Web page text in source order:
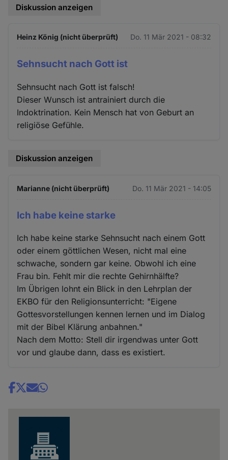
Diskussion anzeigen
Heinz König (nicht überprüft) Do. 11 Mär 2021 - 08:32
Sehnsucht nach Gott ist
Sehnsucht nach Gott ist falsch!
Dieser Wunsch ist antrainiert durch die
Indoktrination. Kein Mensch hat von Geburt an
religiöse Gefühle.
Diskussion anzeigen
Marianne (nicht überprüft) Do. 11 Mär 2021 - 14:05
Ich habe keine starke
Ich habe keine starke Sehnsucht nach einem Gott
oder einem göttlichen Wesen, nicht mal eine
schwache, sondern gar keine. Obwohl ich eine
Frau bin. Fehlt mir die rechte Gehirnhälfte?
Im Übrigen lohnt ein Blick in den Lehrplan der
EKBO für den Religionsunterricht: "Eigene
Gottesvorstellungen kennen lernen und im Dialog
mit der Bibel Klärung anbahnen."
Nach dem Motto: Stell dir irgendwas unter Gott
vor und glaube dann, dass es existiert.
Share